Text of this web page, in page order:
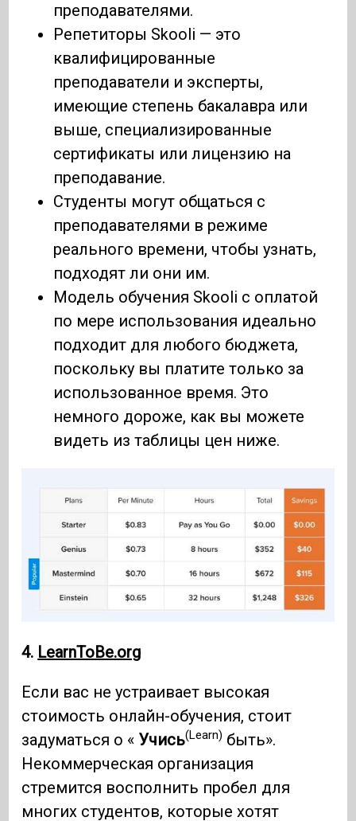
преподавателями.
Репетиторы Skooli — это
квалифицированные
преподаватели и эксперты,
имеющие степень бакалавра или
выше, специализированные
сертификаты или лицензию на
преподавание.
Студенты могут общаться с
преподавателями в режиме
реального времени, чтобы узнать,
подходят ли они им.
Модель обучения Skooli с оплатой
по мере использования идеально
подходит для любого бюджета,
поскольку вы платите только за
использованное время. Это
немного дороже, как вы можете
видеть из таблицы цен ниже.
4. LearnToBe.org
Если вас не устраивает высокая
стоимость онлайн-обучения, стоит
задуматься о « Учись(Learn) быть».
Некоммерческая организация
стремится восполнить пробел для
многих студентов, которые хотят